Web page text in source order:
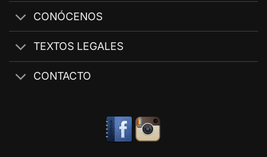
CONÓCENOS
TEXTOS LEGALES
CONTACTO